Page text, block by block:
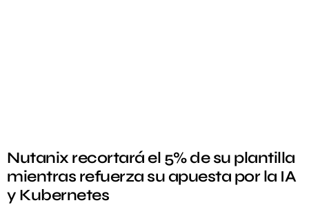
Nutanix recortará el 5% de su plantilla
mientras refuerza su apuesta por la IA
y Kubernetes